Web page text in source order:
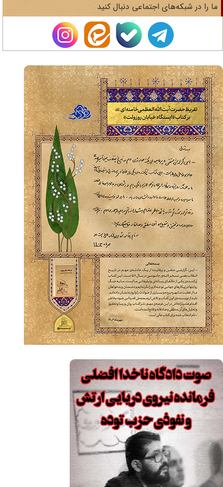
را در شبکه‌های اجتماعی دنبال کنید